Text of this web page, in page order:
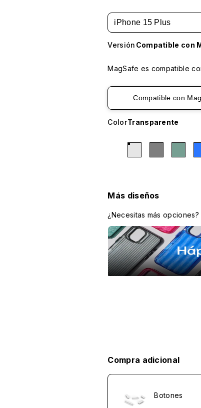
iPhone 15 Plus
Versión Compatible con
MagSafe es compatible
Compatible con
ColorTransparente
Más diseños
¿Necesitas más
Compra adicional
Botones